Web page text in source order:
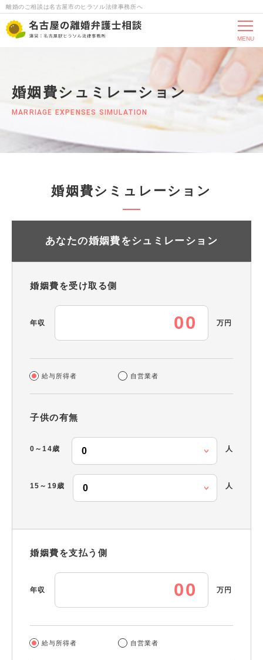
離婚のご相談は名古屋市のヒラソル法律事務所へ
MENU
婚姻費シュミレーション
MARRIAGE EXPENSES SIMULATION
婚姻費シミュレーション
あなたの婚姻費をシュミレーション
婚姻費を受け取る側
年収 万円
給与所得者 自営業者
子供の有無
0～14歳 人
15～19歳 人
婚姻費を支払う側
年収 万円
給与所得者 自営業者